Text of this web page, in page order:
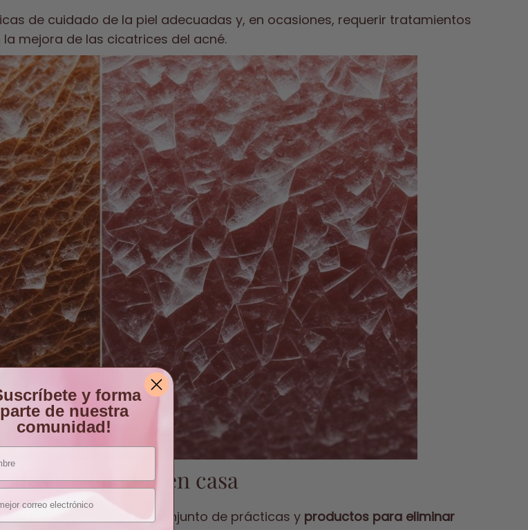
de cuidado de la piel adecuadas y, en ocasiones, requerir tratamientos
mejora de las cicatrices del acné.
y cuidados en casa
implementar un conjunto de prácticas y productos para eliminar
y forma
parte de nuestra
comunidad!